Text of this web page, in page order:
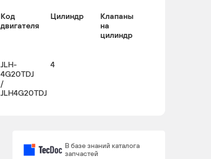
Код
двигателя
Цилиндр
Клапаны
на
цилиндр
JLH-
4G20TDJ
/
JLH4G20TDJ
4
В базе знаний каталога
запчастей